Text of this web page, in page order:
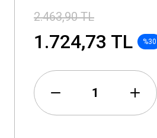
2.463,90 TL
1.724,73 TL %30